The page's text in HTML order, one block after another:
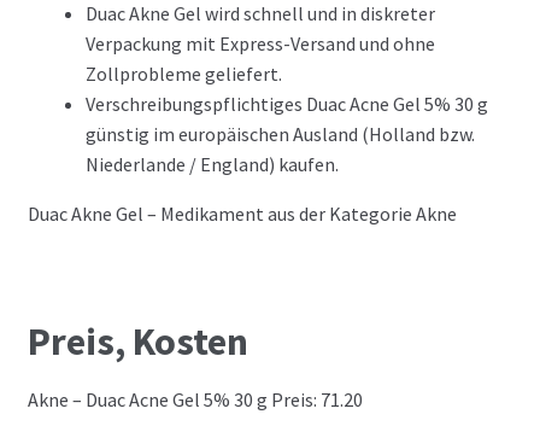
Duac Akne Gel wird schnell und in diskreter
Verpackung mit Express-Versand und ohne
Zollprobleme geliefert.
Verschreibungspflichtiges Duac Acne Gel 5% 30 g
günstig im europäischen Ausland (Holland bzw.
Niederlande / England) kaufen.
Duac Akne Gel – Medikament aus der Kategorie Akne
Preis, Kosten
Akne – Duac Acne Gel 5% 30 g Preis: 71.20